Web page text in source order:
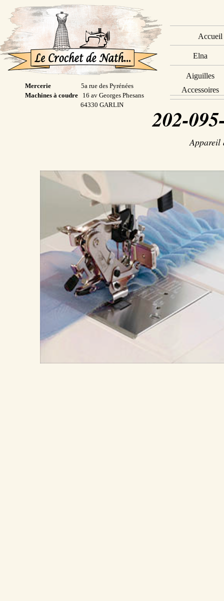
Accueil
Elna
Aiguilles
Accessoires
Mercerie
5a rue des Pyrénées
Machines à coudre
16 av Georges Phesans
64330 GARLIN
202-
Appareil